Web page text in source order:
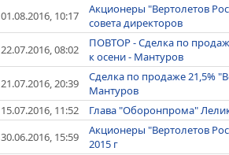
01.08.2016, 10:17
Акционеры "Вертолетов
совета директоров
22.07.2016, 08:02
ПОВТОР - Сделка по
к осени - Мантуров
21.07.2016, 20:39
Сделка по продаже 21,5%
Мантуров
15.07.2016, 11:52
Глава "Оборонпрома"
30.06.2016, 15:59
Акционеры "Вертолетов
2015 г